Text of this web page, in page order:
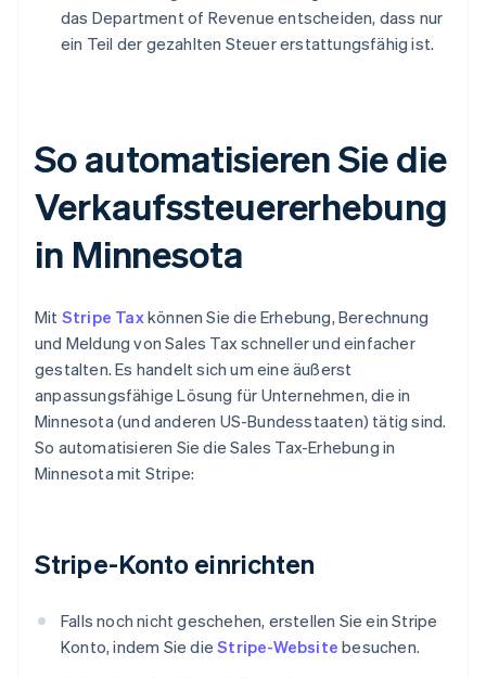
das Department of Revenue entscheiden, dass nur
ein Teil der gezahlten Steuer erstattungsfähig ist.
So automatisieren Sie die
Verkaufssteuererhebung
in Minnesota
Mit Stripe Taxkönnen Sie die Erhebung, Berechnung
und Meldung von Sales Tax schneller und einfacher
gestalten. Es handelt sich um eine äußerst
anpassungsfähige Lösung für Unternehmen, die in
Minnesota (und anderen US-Bundesstaaten) tätig sind.
So automatisieren Sie die Sales Tax-Erhebung in
Minnesota mit Stripe:
Stripe-Konto einrichten
Falls noch nicht geschehen, erstellen Sie ein Stripe
Konto, indem Sie dieStripe-Website besuchen.